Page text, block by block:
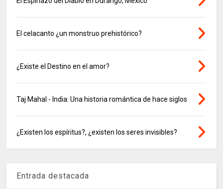
El celacanto ¿un monstruo prehistórico?
¿Existe el Destino en el amor?
Taj Mahal - India: Una historia romántica de hace siglos
¿Existen los espíritus?, ¿existen los seres invisibles?
Entrada destacada